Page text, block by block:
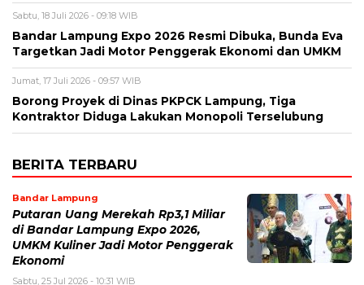
Sabtu, 18 Juli 2026 - 09:18 WIB
Bandar Lampung Expo 2026 Resmi Dibuka, Bunda Eva
Targetkan Jadi Motor Penggerak Ekonomi dan UMKM
Jumat, 17 Juli 2026 - 09:57 WIB
Borong Proyek di Dinas PKPCK Lampung, Tiga
Kontraktor Diduga Lakukan Monopoli Terselubung
BERITA TERBARU
Bandar Lampung
Putaran Uang Merekah Rp3,1 Miliar
di Bandar Lampung Expo 2026,
UMKM Kuliner Jadi Motor Penggerak
Ekonomi
Sabtu, 25 Jul 2026 - 10:31 WIB